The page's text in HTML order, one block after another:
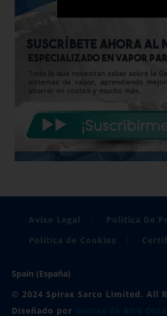
Aviso Legal
Politica De
Política de Cookies
Spain (España)
© 2024 Spirax Sarco Limited. All
Diseñado por